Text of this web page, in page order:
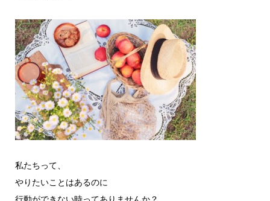
私たちって、
やりたいことはあるのに